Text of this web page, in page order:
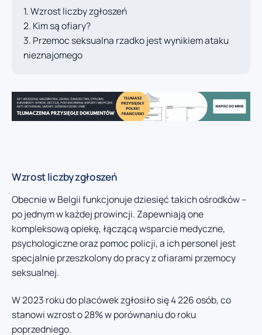
Wzrost liczby zgłoszeń
Kim są ofiary?
Przemoc seksualna rzadko jest wynikiem ataku
nieznajomego
Wzrost liczby zgłoszeń
Obecnie w Belgii funkcjonuje dziesięć takich ośrodków –
po jednym w każdej prowincji. Zapewniają one
kompleksową opiekę, łączącą wsparcie medyczne,
psychologiczne oraz pomoc policji, a ich personel jest
specjalnie przeszkolony do pracy z ofiarami przemocy
seksualnej.
W 2023 roku do placówek zgłosiło się 4 226 osób, co
stanowi wzrost o 28% w porównaniu do roku
poprzedniego.